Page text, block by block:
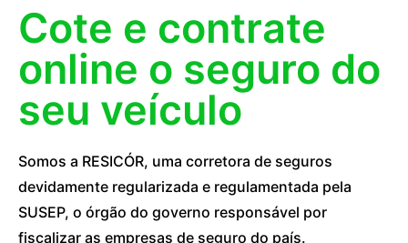
Cote e contrate
online o seguro do
seu veículo
Somos a RESICÓR, uma corretora de seguros
devidamente regularizada e regulamentada pela
SUSEP, o órgão do governo responsável por
fiscalizar as empresas de seguro do país.